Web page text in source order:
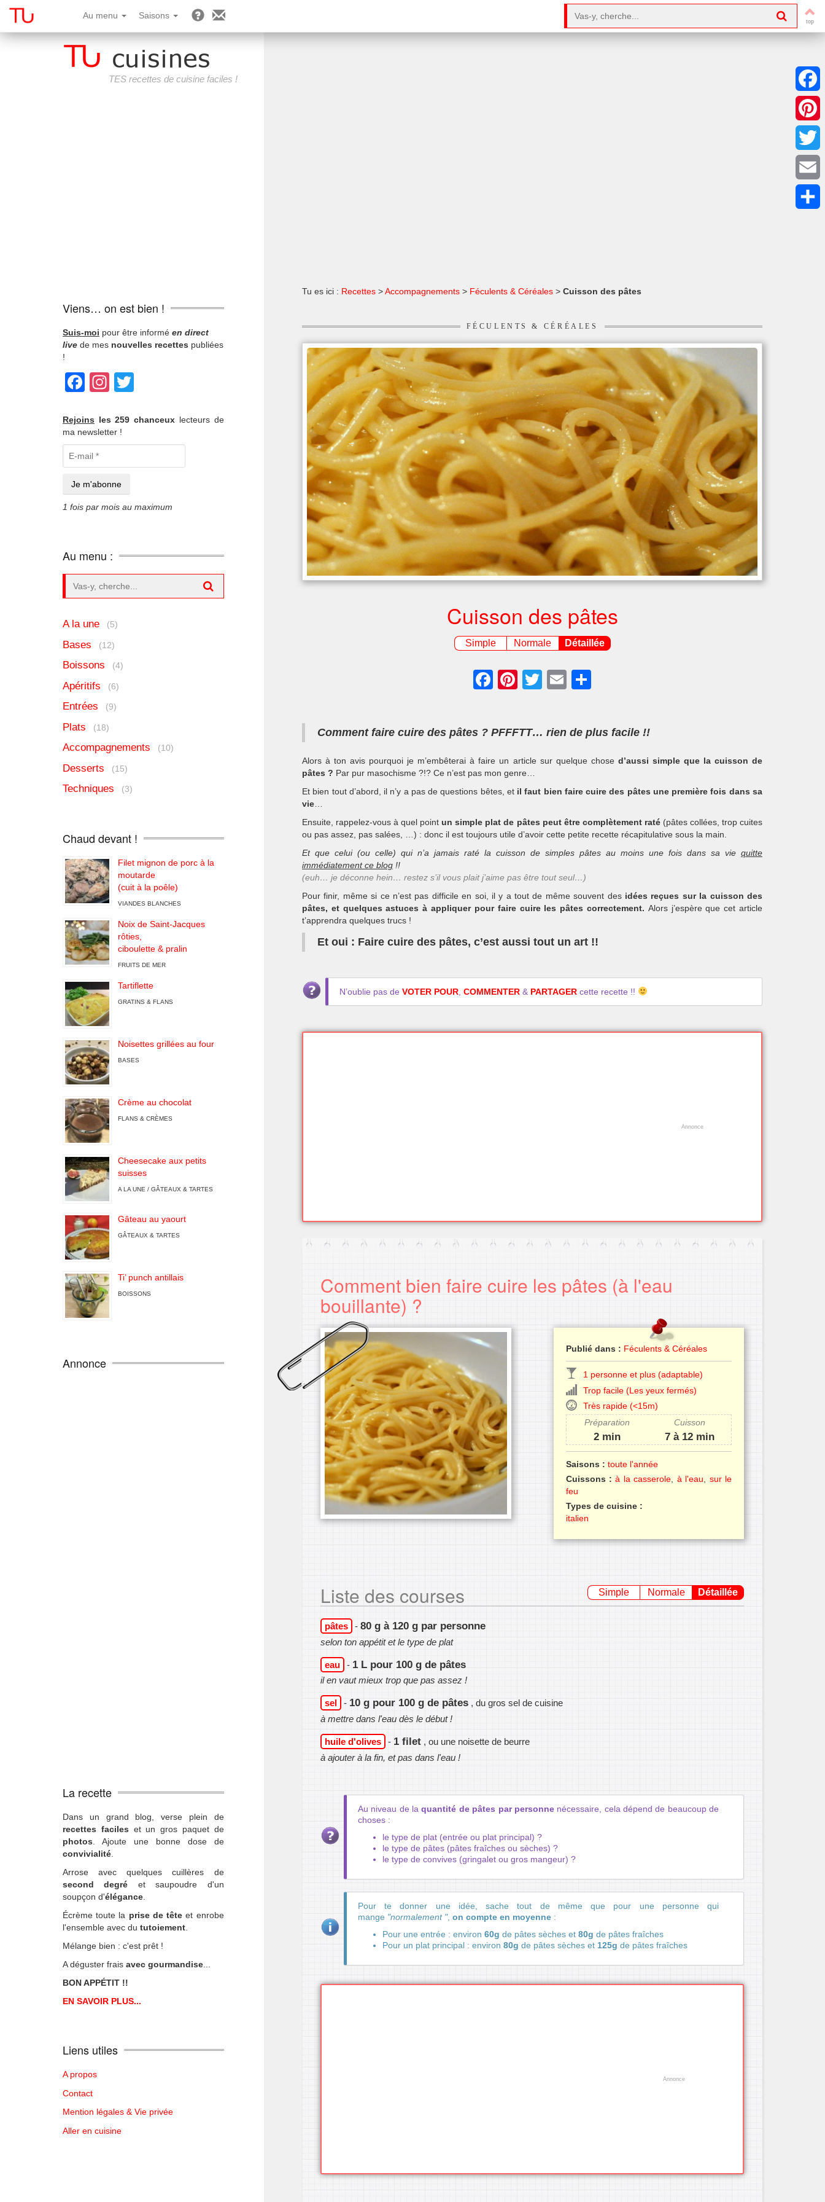
Au menu Saisons
TES recettes de cuisine faciles !
Tu es ici : Recettes >Accompagnements > Féculents & Céréales > Cuisson des pâtes
FÉCULENTS & CÉRÉALES
Cuisson des pâtes
Simple Normale Détaillée
Facebook
Pinterest
TwitterEmail
Comment faire cuire des pâtes ? PFFFTT… rien de plus facile !!
Alors à ton avis pourquoi je m’embêterai à faire un article sur quelque chose d’aussi simple que la cuisson de
pâtes ? Par pur masochisme ?!? Ce n’est pas mon genre…
Et bien tout d’abord, il n’y a pas de questions bêtes, et il faut bien faire cuire des pâtes une première fois dans sa
vie
Ensuite, rappelez-vous à quel pointun simple plat de pâtes peut être complètement raté (pâtes collées, trop cuites
ou pas assez, pas salées, …) : donc il est toujours utile d’avoir cette petite recette récapitulative sous la main.
Et que celui (ou celle) qui n’a jamais raté la cuisson de simples pâtes au moins une fois dans sa vie quitte
immédiatement ce blog !!
(euh… je déconne hein… restez s’il vous plait j’aime pas être tout seul…)
Pour finir, même si ce n’est pas difficile en soi, il y a tout de même souvent desidées reçues sur la cuisson des
pâtes, et quelques astuces à appliquer pour faire cuire les pâtes correctement. Alors j’espère que cet article
t’apprendra quelques trucs !
Et oui : Faire cuire des pâtes, c’est aussi tout un art !!
N’oublie pas de VOTER POUR COMMENTER & PARTAGER cette recette !!
Comment bien faire cuire les pâtes (à l'eau
bouillante) ?
Publié dans : Féculents & Céréales
1 personne et plus (adaptable)
Trop facile (Les yeux fermés)
Très rapide (<15m)
Préparation
Cuisson
2 min 7 à 12 min
Saisons : toute l'année
Cuissons : à la casserole à l'eau
sur le
feu
Types de cuisine :
italien
Liste des courses Simple Normale Détaillée
pâtes - 80 g à 120 g par personne
selon ton appétit et le type de plat
eau - 1 L pour 100 g de pâtes
il en vaut mieux trop que pas assez !
sel - 10 g pour 100 g de pâtes , du gros sel de cuisine
à mettre dans l'eau dès le début !
huile d'olives - 1 filet , ou une noisette de beurre
à ajouter à la fin, et pas dans l'eau !
Au niveau de laquantité de pâtes par personnenécessaire, cela dépend de beaucoup de
choses :
le type de plat (entrée ou plat principal) ?
le type de pâtes (pâtes fraîches ou sèches) ?
le type de convives (gringalet ou gros mangeur) ?
Pour te donner une idée, sache tout de même que pour une personne qui
mange "normalement ", on compte en moyenne :
Pour une entrée : environ 60g de pâtes sèches et 80g de pâtes fraîches
Pour un plat principal : environ 80g de pâtes sèches et 125g de pâtes fraîches
Viens… on est bien !
Suis-moi pour être informé en direct
live de mes nouvelles recettes publiées
!
Facebook
Instagram
Rejoins les 259 chanceux lecteurs de
ma newsletter !
1 fois par mois au maximum
Au menu :
A la une (5)
Bases (12)
Boissons (4)
Apéritifs (6)
Entrées (9)
Plats (18)
Accompagnements (10)
Desserts (15)
Techniques (3)
Chaud devant !
Filet mignon de porc à la
moutarde
(cuit à la poêle)
VIANDES BLANCHES
Noix de Saint-Jacques
rôties,
ciboulette & pralin
FRUITS DE MER
Tartiflette
GRATINS & FLANS
Noisettes grillées au four
BASES
Crème au chocolat
FLANS & CRÈMES
Cheesecake aux petits
suisses
A LA UNE / GÂTEAUX & TARTES
Gâteau au yaourt
GÂTEAUX & TARTES
Ti’ punch antillais
BOISSONS
Annonce
La recette
Dans un grand blog, verse plein de
recettes faciles et un gros paquet de
photos . Ajoute une bonne dose de
convivialité
Arrose avec quelques cuillères de
second degré et saupoudre d'un
soupçon d'élégance
Écrème toute la prise de tête et enrobe
l'ensemble avec du tutoiement
Mélange bien : c'est prêt !
A déguster frais avec gourmandise
BON APPÉTIT !!
EN SAVOIR PLUS...
Liens utiles
A propos
Contact
Mention légales & Vie privée
Aller en cuisine
Twitter
Email